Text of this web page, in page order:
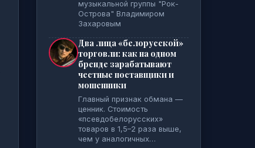
музыкальной группы "Рок-
Острова" Владимиром
Захаровым
Два лица «белорусской»
торговли: как на одном
бренде зарабатывают
честные поставщики и
мошенники
Главный признак обмана —
ценник. Стоимость
«псевдобелорусских»
товаров в 1,5–2 раза выше,
чем у аналогичных…